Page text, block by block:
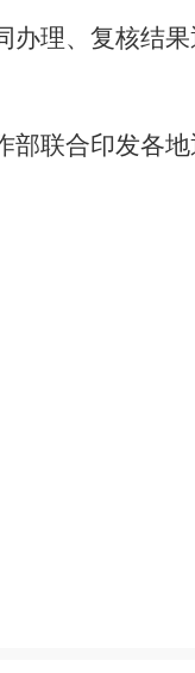
理、复核结
部联合印发各